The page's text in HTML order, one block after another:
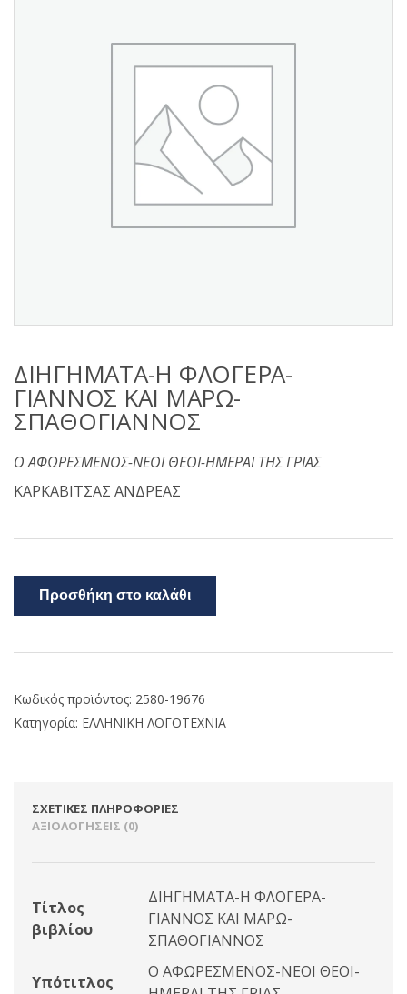
ΔΙΗΓΗΜΑΤΑ-Η ΦΛΟΓΕΡΑ-
ΓΙΑΝΝΟΣ ΚΑΙ ΜΑΡΩ-
ΣΠΑΘΟΓΙΑΝΝΟΣ
Ο ΑΦΩΡΕΣΜΕΝΟΣ-ΝΕΟΙ ΘΕΟΙ-ΗΜΕΡΑΙ ΤΗΣ ΓΡΙΑΣ
ΚΑΡΚΑΒΙΤΣΑΣ ΑΝΔΡΕΑΣ
Προσθήκη στο καλάθι
Κωδικός προϊόντος: 2580-19676
Κατηγορία: ΕΛΛΗΝΙΚΗ ΛΟΓΟΤΕΧΝΙΑ
ΣΧΕΤΙΚΈΣ ΠΛΗΡΟΦΟΡΊΕΣ
ΑΞΙΟΛΟΓΉΣΕΙΣ (0)
Τίτλος
βιβλίου
ΔΙΗΓΗΜΑΤΑ-Η ΦΛΟΓΕΡΑ-
ΓΙΑΝΝΟΣ ΚΑΙ ΜΑΡΩ-
ΣΠΑΘΟΓΙΑΝΝΟΣ
Υπότιτλος
Ο ΑΦΩΡΕΣΜΕΝΟΣ-ΝΕΟΙ ΘΕΟΙ-